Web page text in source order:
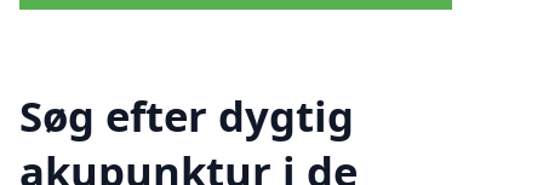
Søg efter dygtig
akupunktur i de